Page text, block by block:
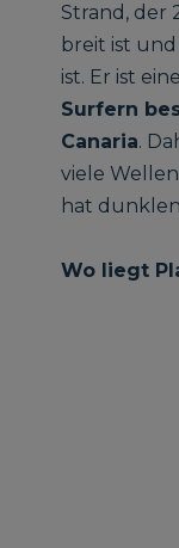
Strand, der
breit ist
ist. Er ist
Surfern
Canaria.
viele
hat
Wo liegt